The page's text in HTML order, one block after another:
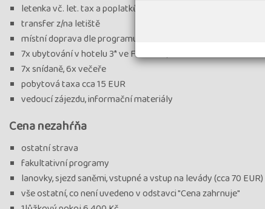
letenka vč. let. tax a poplatků v max. výši 10 500 Kč
transfer z/na letiště
místní doprava dle programu, půjčovné mikrobusu
7x ubytování v hotelu 3* ve Funchalu,
7x snídaně, 6x večeře
pobytová taxa cca 15 EUR
vedoucí zájezdu, informační materiály
Cena nezahŕňa
ostatní strava
fakultativní programy
lanovky, sjezd saněmi, vstupné a vstup na levády (cca 70 EUR)
vše ostatní, co není uvedeno v odstavci "Cena zahrnuje"